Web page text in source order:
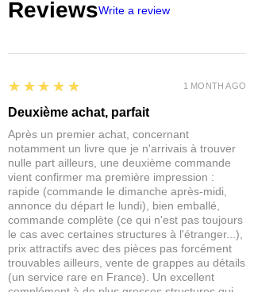
ReviewsWrite a review
5
★★★★★
Deuxième achat, parfait
Après un premier achat, concernant
notamment un livre que je n'arrivais à trouver
nulle part ailleurs, une deuxième commande
vient confirmer ma première impression :
rapide (commande le dimanche après-midi,
annonce du départ le lundi), bien emballé,
commande complète (ce qui n'est pas toujours
le cas avec certaines structures à l'étranger...),
prix attractifs avec des pièces pas forcément
trouvables ailleurs, vente de grappes au détails
(un service rare en France). Un excellent
1 MONTH AGO